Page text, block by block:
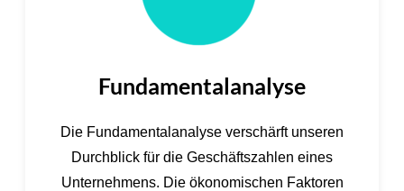
Fundamentalanalyse
Die Fundamentalanalyse verschärft unseren
Durchblick für die Geschäftszahlen eines
Unternehmens. Die ökonomischen Faktoren